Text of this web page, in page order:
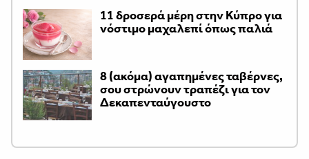
11 δροσερά μέρη στην Κύπρο για
νόστιμο μαχαλεπί όπως παλιά
8 (ακόμα) αγαπημένες ταβέρνες,
σου στρώνουν τραπέζι για τον
Δεκαπενταύγουστο